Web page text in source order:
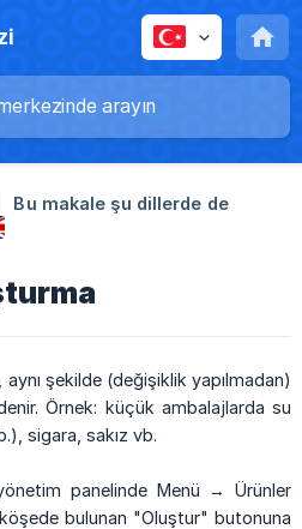
Bu makale şu dillerde de
şekilde (değişiklik yapılmadan)
Örnek: küçük ambalajlarda su
sigara, sakız vb.
panelinde Menü → Ürünler
bulunan "Oluştur" butonuna